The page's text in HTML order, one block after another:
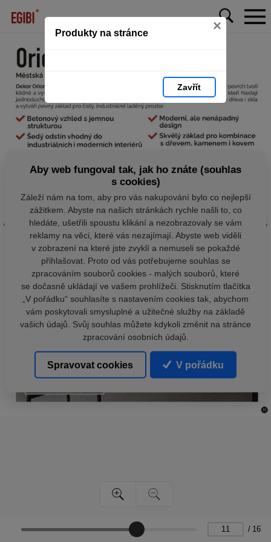
Produkty na stránce ×
Zavřít
/ 16
Aby web fungoval tak, jak ho znáte (souhlas
s cookies)
Záleží nám na tom, aby pro vás nakupování bylo co nejlepší
zážitkem. Abyste na našich stránkách rychle našli to, co
hledáte, ušetřili spoustu klikání a nezobrazovaly se vám
reklamy na věci, které vás nezajímají. Abyste web viděli
v zobrazení na které jste zvyklí a nemuseli se pokaždé
přihlašovat. Proto od vás potřebujeme souhlas se
zpracováním souborů cookies - malých souborů, které
se dočasně ukládají ve vašem prohlížeči. Stisknutím tlačítka
„V pořádku“ souhlasíte s nastavením cookies tak, abychom
vám poskytovali smysluplné a užitečné služby na základě
vašich údajů. Svůj souhlas můžete kdykoli změnit na stránce
zpracování osobních údajů.
Spravovat cookies V pořádku